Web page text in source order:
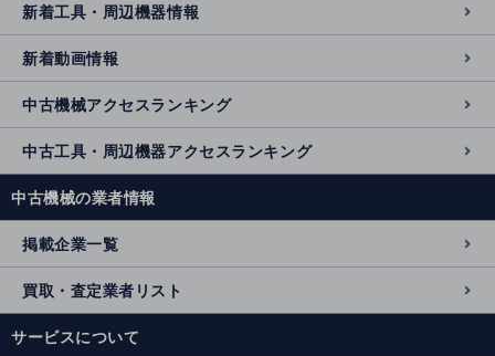
新着工具・周辺機器情報
新着動画情報
中古機械アクセスランキング
中古工具・周辺機器アクセスランキング
中古機械の業者情報
掲載企業一覧
買取・査定業者リスト
サービスについて